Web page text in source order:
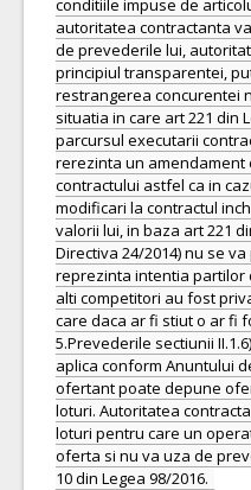
conditiile impuse de
autoritatea contractanta
de prevederile lui,
principiul transparentei,
restrangerea concurentei
situatia in care art 221 din
parcursul executarii
rerezinta un amendament
contractului astfel ca in
modificari la contractul
valorii lui, in baza art 221
Directiva 24/2014) nu se
reprezinta intentia partilor
alti competitori au fost
care daca ar fi stiut o ar fi
5.Prevederile sectiunii
aplica conform Anuntului
ofertant poate depune
loturi. Autoritatea
loturi pentru care un
oferta si nu va uza de
10 din Legea 98/2016.